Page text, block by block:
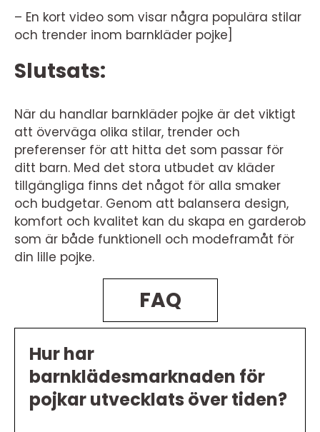
– En kort video som visar några populära stilar
och trender inom barnkläder pojke]
Slutsats:
När du handlar barnkläder pojke är det viktigt
att överväga olika stilar, trender och
preferenser för att hitta det som passar för
ditt barn. Med det stora utbudet av kläder
tillgängliga finns det något för alla smaker
och budgetar. Genom att balansera design,
komfort och kvalitet kan du skapa en garderob
som är både funktionell och modeframåt för
din lille pojke.
FAQ
Hur har
barnklädesmarknaden för
pojkar utvecklats över tiden?